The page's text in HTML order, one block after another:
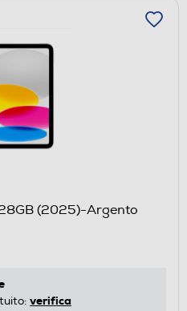
(2025)-Argento
verifica